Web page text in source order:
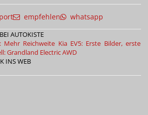
empfehlen whatsapp
AUTOKISTE
Mehr Reichweite Kia EV5: Erste Bilder, erste
Grandland Electric AWD
INS WEB